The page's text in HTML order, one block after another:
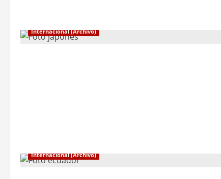
Internacional (Archivo)
Internacional (Archivo)